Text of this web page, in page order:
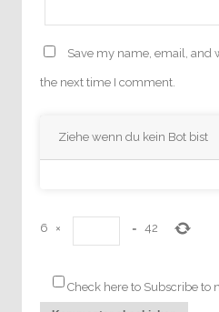
Save my name, email, and
the next time I comment.
Ziehe wenn du kein Bot bist
6 × = 42
Check here to Subscribe to